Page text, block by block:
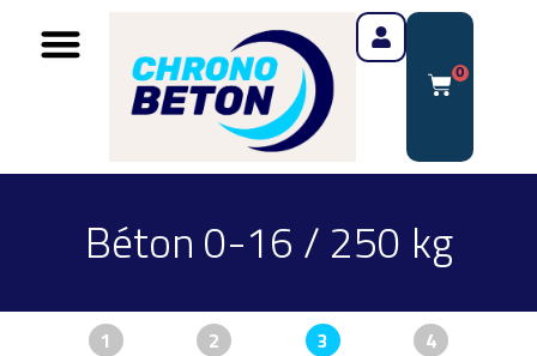
0
Béton 0-16 / 250 kg
1 2 3 4